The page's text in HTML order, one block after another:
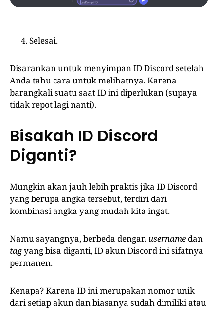
Selesai.
Disarankan untuk menyimpan ID Discord setelah
Anda tahu cara untuk melihatnya. Karena
barangkali suatu saat ID ini diperlukan (supaya
tidak repot lagi nanti).
Bisakah ID Discord
Diganti?
Mungkin akan jauh lebih praktis jika ID Discord
yang berupa angka tersebut, terdiri dari
kombinasi angka yang mudah kita ingat.
Namu sayangnya, berbeda dengan username dan
tagyang bisa diganti, ID akun Discord ini sifatnya
permanen.
Kenapa? Karena ID ini merupakan nomor unik
dari setiap akun dan biasanya sudah dimiliki atau